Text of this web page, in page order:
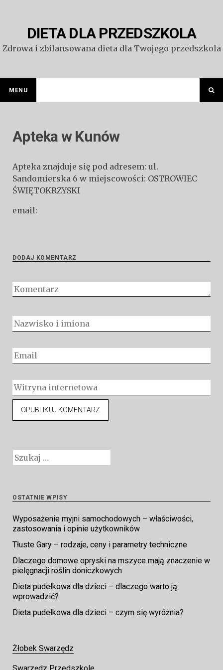
DIETA DLA PRZEDSZKOLA
Zdrowa i zbilansowana dieta dla Twojego przedszkola
MENU
Apteka w Kunów
Apteka znajduje się pod adresem: ul.
Sandomierska 6 w miejscowości: OSTROWIEC
ŚWIĘTOKRZYSKI
email:
DODAJ KOMENTARZ
Szukaj:
OSTATNIE WPISY
Wyposażenie myjni samochodowych – właściwości,
zastosowania i opinie użytkowników
Tłuste Gary – rodzaje, ceny i parametry techniczne
Dlaczego domowe opryski na mszyce mają znaczenie w
pielęgnacji roślin doniczkowych
Dieta pudełkowa dla dzieci – dlaczego warto ją
wprowadzić?
Dieta pudełkowa dla dzieci – czym się wyróżnia?
Żłobek Swarzędz